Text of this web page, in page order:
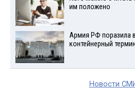
им положено
Армия РФ поразила
контейнерный
Новости